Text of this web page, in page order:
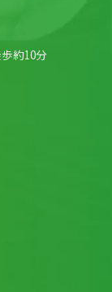
約10分